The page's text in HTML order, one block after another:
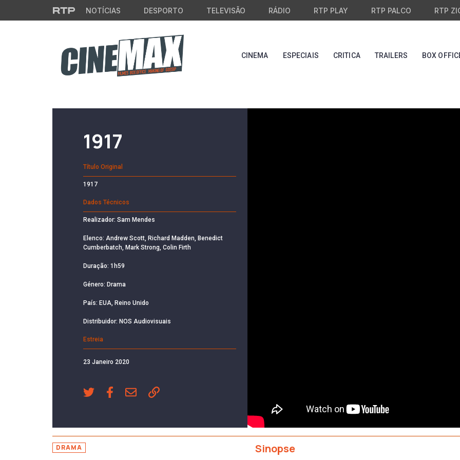
Saltar para o conteúdo principal
NOTÍCIAS DESPORTO TELEVISÃO RÁDIO RTP PLAY RTP PALCO RTP
CINEMA ESPECIAIS CRITICA TRAILERS BOX
1917
Título Original
1917
Dados Técnicos
Realizador: Sam Mendes
Elenco: Andrew Scott, Richard Madden, Benedict
Cumberbatch, Mark Strong, Colin Firth
Duração: 1h59
Género: Drama
País: EUA, Reino Unido
Distribuidor: NOS Audiovisuais
Estreia
23 Janeiro 2020
DRAMA Sinopse